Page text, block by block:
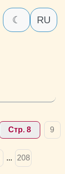
☾ RU
Стр. 8 9
... 208